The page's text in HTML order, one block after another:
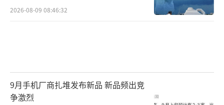
2026-08-09 08:46:32
9月手机厂商扎堆发布新品 新品频出竞
争激烈